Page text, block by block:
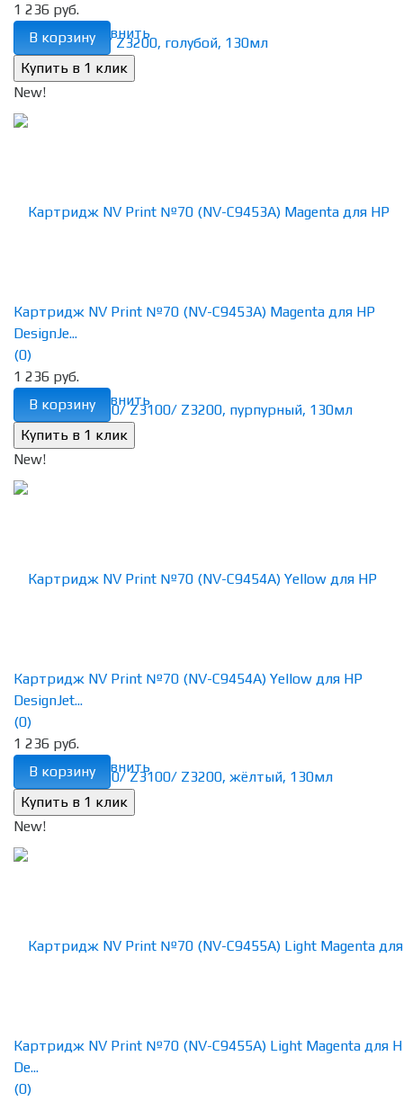
избранное сравнить
1 236 руб.
В корзину
New!
избранное сравнить
Картридж NV Print №70 (NV-C9453A) Magenta для HP
DesignJe...
(0)
1 236 руб.
В корзину
New!
избранное сравнить
Картридж NV Print №70 (NV-C9454A) Yellow для HP
DesignJet...
(0)
1 236 руб.
В корзину
New!
Картридж NV Print №70 (NV-C9455A) Light Magenta для
De...
(0)